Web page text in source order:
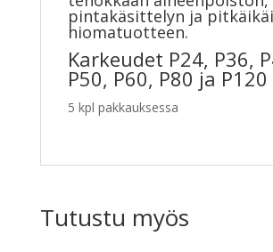
pintakäsittelyn ja
hiomatuotteen.
Karkeudet P24, P36,
P50, P60, P80 ja P120
5 kpl pakkauksessa
Tutustu myös